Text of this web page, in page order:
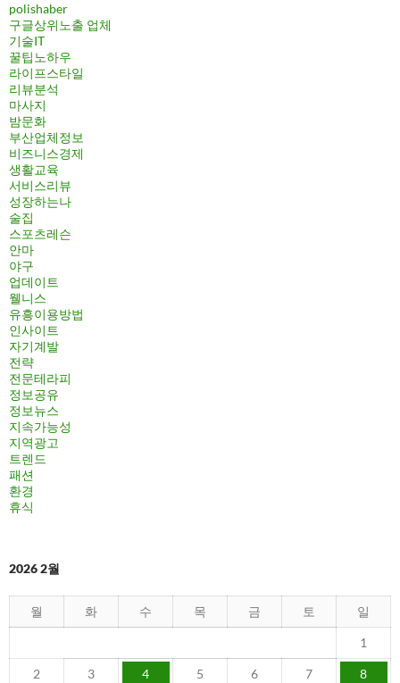
polishaber
구글상위노출 업체
기술IT
꿀팁노하우
라이프스타일
리뷰분석
마사지
밤문화
부산업체정보
비즈니스경제
생활교육
서비스리뷰
성장하는나
술집
스포츠레슨
안마
야구
업데이트
웰니스
유흥이용방법
인사이트
자기계발
전략
전문테라피
정보공유
정보뉴스
지속가능성
지역광고
트렌드
패션
환경
휴식
2026 2월
월 화 수 목 금 토 일
1
2 3 4 5 6 7 8